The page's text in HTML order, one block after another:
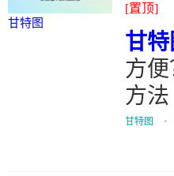
甘特图
[置顶]
甘
方便
方法
甘特图 •